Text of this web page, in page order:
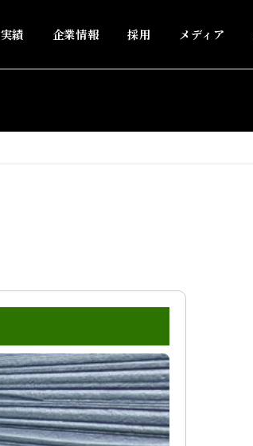
実績 企業情報 採用 メディア